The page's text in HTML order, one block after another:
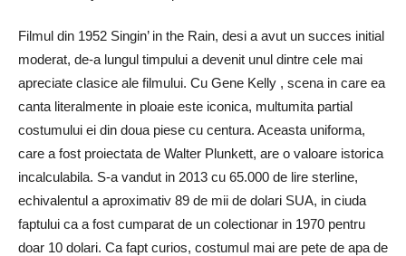
Filmul din 1952 Singin’ in the Rain, desi a avut un succes initial
moderat, de-a lungul timpului a devenit unul dintre cele mai
apreciate clasice ale filmului. Cu Gene Kelly , scena in care ea
canta literalmente in ploaie este iconica, multumita partial
costumului ei din doua piese cu centura. Aceasta uniforma,
care a fost proiectata de Walter Plunkett, are o valoare istorica
incalculabila. S-a vandut in 2013 cu 65.000 de lire sterline,
echivalentul a aproximativ 89 de mii de dolari SUA, in ciuda
faptului ca a fost cumparat de un colectionar in 1970 pentru
doar 10 dolari. Ca fapt curios, costumul mai are pete de apa de